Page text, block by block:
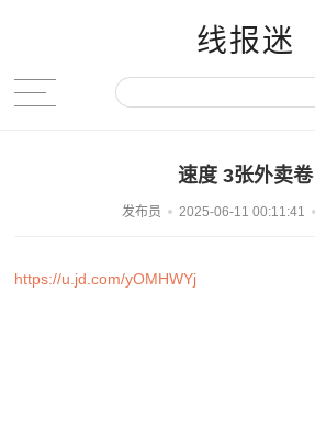
线报迷
速度 3张外卖卷
发布员 2025-06-11 00:11:41
https://u.jd.com/yOMHWYj